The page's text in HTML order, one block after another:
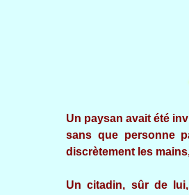
Un paysan avait été
sans que personne
discrètement les
Un citadin, sûr de